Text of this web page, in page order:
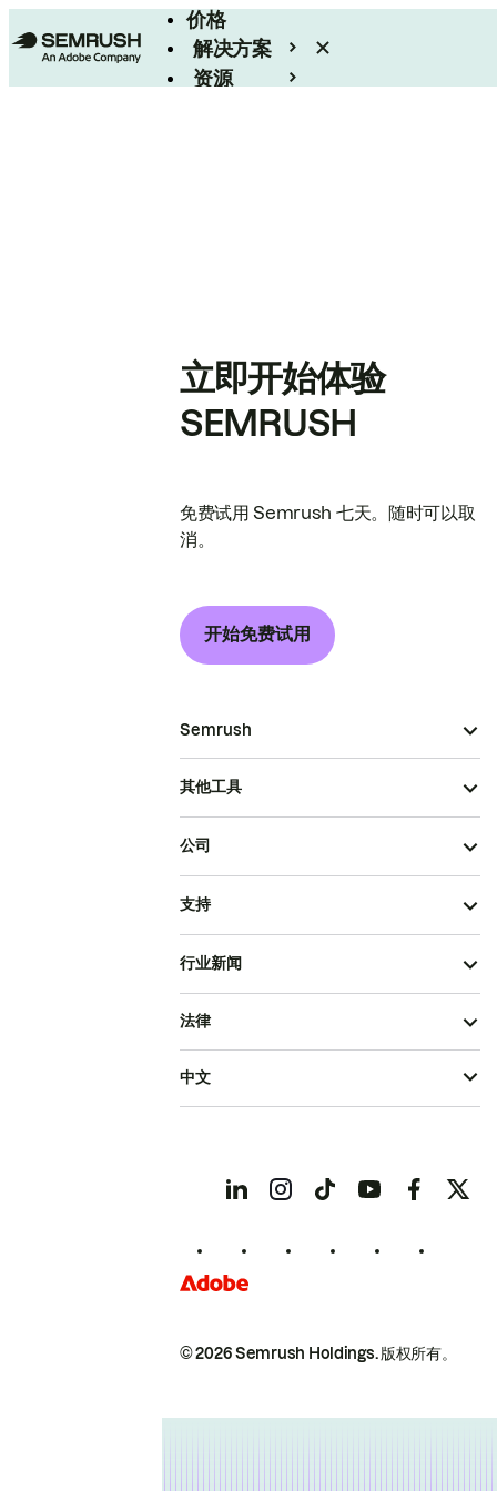
价格
解决方案
资源
立即开始体验
SEMRUSH
免费试用 Semrush 七天。随时可以取
消。
开始免费试用
Semrush
其他工具
公司
支持
行业新闻
© 2026 Semrush Holdings.版权所有。
法律
中文